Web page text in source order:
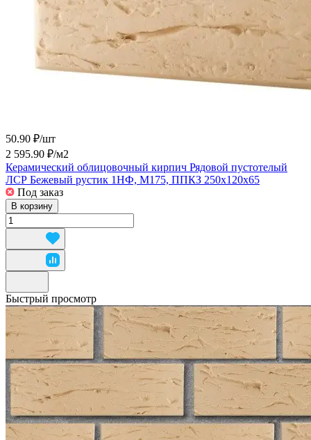
50.90 ₽/шт
2 595.90 ₽/м2
Керамический облицовочный кирпич Рядовой пустотелый
ЛСР Бежевый рустик 1НФ, М175, ППКЗ 250x120x65
Под заказ
В корзину
Быстрый просмотр